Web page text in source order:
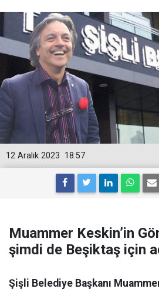
18:57
12 Aralık 2023
Muammer Keskin’in
şimdi de Beşiktaş için
Şişli Belediye Başkanı